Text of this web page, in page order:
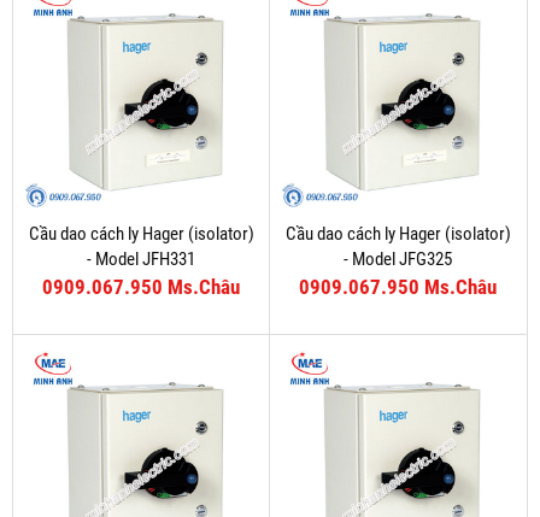
Cầu dao cách ly Hager (isolator)
- Model JFH331
0909.067.950 Ms.Châu
Cầu dao cách ly Hager (isolator)
- Model JFG325
0909.067.950 Ms.Châu